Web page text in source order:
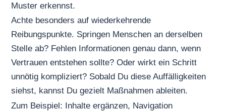
Muster erkennst.
Achte besonders auf wiederkehrende
Reibungspunkte. Springen Menschen an derselben
Stelle ab? Fehlen Informationen genau dann, wenn
Vertrauen entstehen sollte? Oder wirkt ein Schritt
unnötig kompliziert? Sobald Du diese Auffälligkeiten
siehst, kannst Du gezielt Maßnahmen ableiten.
Zum Beispiel: Inhalte ergänzen, Navigation